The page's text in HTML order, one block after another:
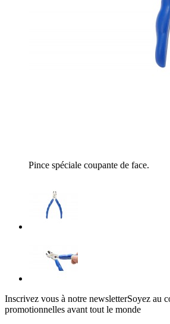
Pince spéciale coupante de face.
Inscrivez vous à notre newsletterSoyez au
promotionnelles avant tout le monde